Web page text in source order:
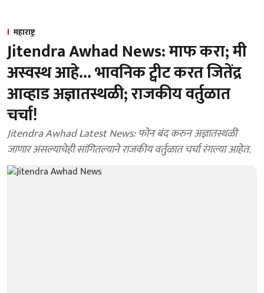
महाराष्ट्र
Jitendra Awhad News: माफ करा; मी
अस्वस्थ आहे... भावनिक ट्वीट करत जितेंद्र
आव्हाड अज्ञातस्थळी; राजकीय वर्तुळात
चर्चा!
Jitendra Awhad Latest News: फोन बंद करुन अज्ञातस्थळी
जाणार असल्याचेही सांगितल्याने राजकीय वर्तुळात चर्चा रंगल्या आहेत.